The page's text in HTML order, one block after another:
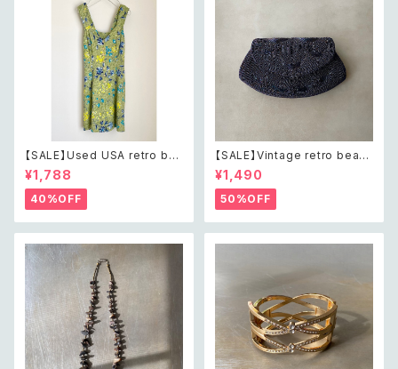
【SALE】Used USA retro bot
anical flower salopette sh
ort pants レトロ アメリカ ユー
ズド 古着 ライトグリーン ボタニ
カル フラワー サロペット ショー
トパンツ
¥1,788
40%OFF
【SALE】Vintage retro bead
s embroidery navy blue po
uch レトロ ヴィンテージ ホワイ
ト ビーズ刺繍 ネイビー 紺色 ポ
ーチ
¥1,490
50%OFF